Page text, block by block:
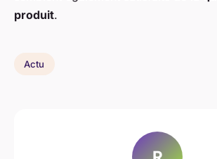
produit.
Actu